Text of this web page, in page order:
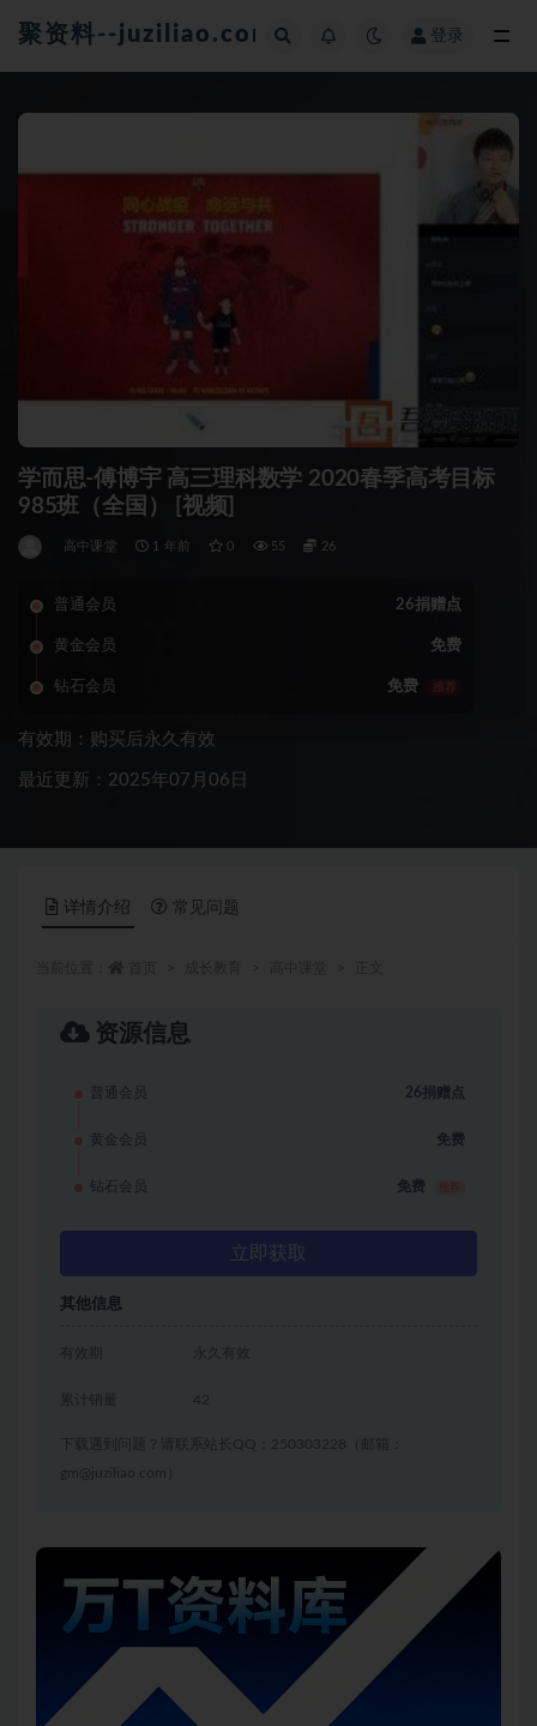
聚资料--juziliao.com--全网资料整合平台
登录
学而思-傅博宇 高三理科数学 2020春季高考目标
985班（全国） [视频]
高中课堂 1 年前 0 55 26
普通会员 26捐赠点
黄金会员 免费
钻石会员 免费 推荐
有效期：购买后永久有效
最近更新：2025年07月06日
详情介绍 常见问题
资源信息
普通会员 26捐赠点
黄金会员 免费
钻石会员 免费
立即获取
其他信息
有效期 永久有效
累计销量 42
下载遇到问题？请联系站长QQ：250303228（邮箱：
gm@juziliao.com）